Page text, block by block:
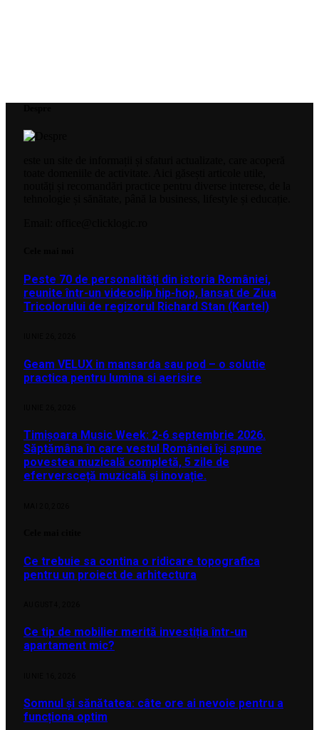
Peste 70 de personalități din istoria României,
reunite într-un videoclip hip-hop, lansat de Ziua
Tricolorului de regizorul Richard Stan (Kartel)
Geam VELUX in mansarda sau pod – o solutie
practica pentru lumina si aerisire
Timișoara Music Week: 2-6 septembrie 2026.
Săptămâna în care vestul României își spune
povestea muzicală completă, 5 zile de
eferversceță muzicală și inovație.
Ce trebuie sa contina o ridicare topografica
pentru un proiect de arhitectura
Ce tip de mobilier merită investiția într-un
apartament mic?
Somnul și sănătatea: câte ore ai nevoie pentru a
funcționa optim